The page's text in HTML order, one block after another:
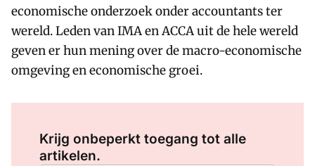
economische onderzoek onder accountants ter
wereld. Leden van IMA en ACCA uit de hele wereld
geven er hun mening over de macro-economische
omgeving en economische groei.
Krijg onbeperkt toegang tot alle
artikelen.